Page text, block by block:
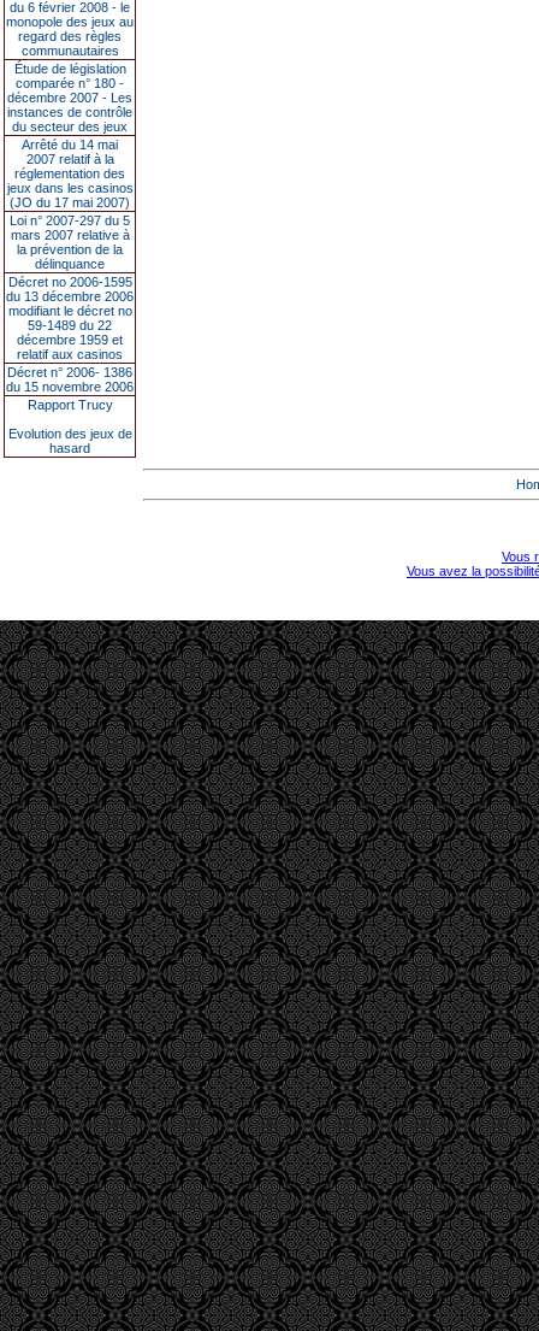
du 6 février 2008 - le
monopole des jeux au
regard des règles
communautaires
Étude de législation
comparée n° 180 -
décembre 2007 - Les
instances de contrôle
du secteur des jeux
Arrêté du 14 mai
2007 relatif à la
réglementation des
jeux dans les casinos
(JO du 17 mai 2007)
Loi n° 2007-297 du 5
mars 2007 relative à
la prévention de la
délinquance
Décret no 2006-1595
du 13 décembre 2006
modifiant le décret no
59-1489 du 22
décembre 1959 et
relatif aux casinos
Décret n° 2006- 1386
du 15 novembre 2006
Rapport Trucy
Evolution des jeux de
hasard
Vous
Vous avez la